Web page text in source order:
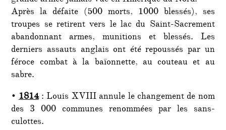
Après la défaite (500 morts, 1000 blessés), ses
troupes se retirent vers le lac du Saint-Sacrement
abandonnant armes, munitions et blessés. Les
derniers assauts anglais ont été repoussés par un
féroce combat à la baïonnette, au couteau et au
sabre.
•1814: Louis XVIII annule le changement de nom
des 3 000 communes renommées par les sans-
culottes.